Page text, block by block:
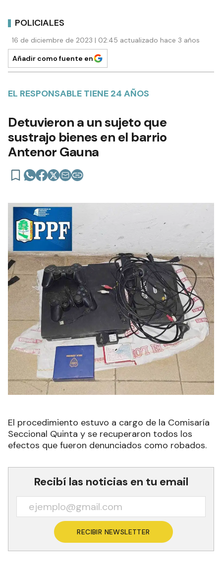
POLICIALES
16 de diciembre de 2023 | 02:45 actualizado hace 3 años
Añadir como fuente en
EL RESPONSABLE TIENE 24 AÑOS
Detuvieron a un sujeto que
sustrajo bienes en el barrio
Antenor Gauna
El procedimiento estuvo a cargo de la Comisaría
Seccional Quinta y se recuperaron todos los
efectos que fueron denunciados como robados.
Recibí las noticias en tu email
RECIBIR NEWSLETTER